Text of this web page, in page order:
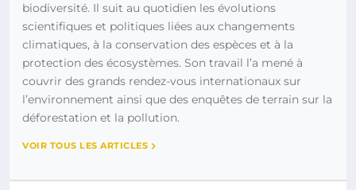
biodiversité. Il suit au quotidien les évolutions
scientifiques et politiques liées aux changements
climatiques, à la conservation des espèces et à la
protection des écosystèmes. Son travail l’a mené à
couvrir des grands rendez-vous internationaux sur
l’environnement ainsi que des enquêtes de terrain sur la
déforestation et la pollution.
VOIR TOUS LES ARTICLES